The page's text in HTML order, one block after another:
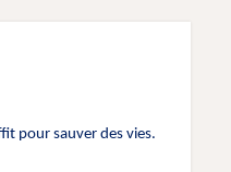
pour sauver des vies.